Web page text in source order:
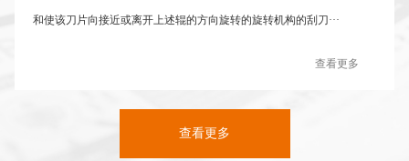
和使该刀片向接近或离开上述辊的方向旋转的旋转机构的刮刀···
查看更多
查看更多